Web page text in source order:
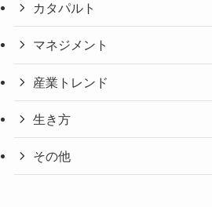
カタパルト
マネジメント
産業トレンド
生き方
その他